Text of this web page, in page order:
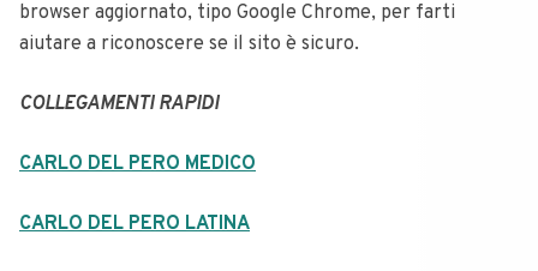
browser aggiornato, tipo Google Chrome, per farti
aiutare a riconoscere se il sito è sicuro.
COLLEGAMENTI RAPIDI
CARLO DEL PERO MEDICO
CARLO DEL PERO LATINA